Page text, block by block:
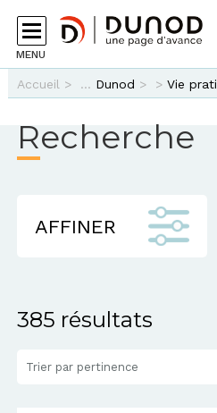
MENU
Vous êtes ici
Accueil > Dunod > > Vie
Recherche
385 résultats
Trier par pertinence
AFFINER